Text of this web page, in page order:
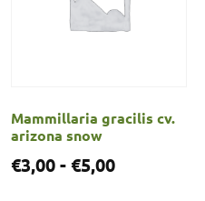
Mammillaria gracilis cv.
arizona snow
€3,00- €5,00